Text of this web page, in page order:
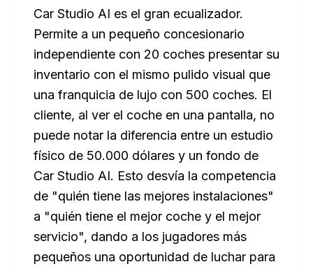
Car Studio AI es el gran ecualizador.
Permite a un pequeño concesionario
independiente con 20 coches presentar su
inventario con el mismo pulido visual que
una franquicia de lujo con 500 coches. El
cliente, al ver el coche en una pantalla, no
puede notar la diferencia entre un estudio
físico de 50.000 dólares y un fondo de
Car Studio AI. Esto desvía la competencia
de "quién tiene las mejores instalaciones"
a "quién tiene el mejor coche y el mejor
servicio", dando a los jugadores más
pequeños una oportunidad de luchar para